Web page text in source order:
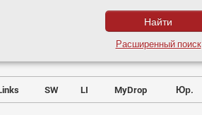
Расширенный поиск
SW LI MyDrop Юр.